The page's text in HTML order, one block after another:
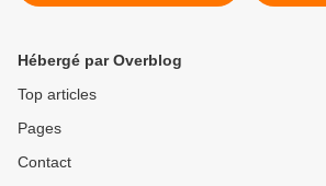
Hébergé par Overblog
Top articles
Pages
Contact